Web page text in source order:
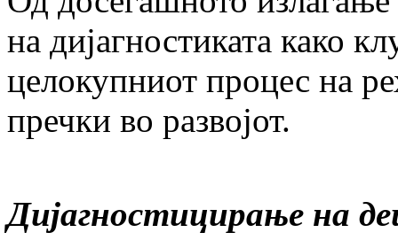
на дијагнос­тиката како
целокупниот процес на
пречки во развојот.
Дијагностицирање на